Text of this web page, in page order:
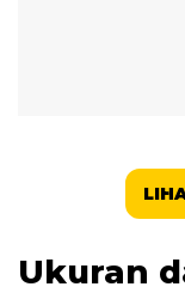
Ukuran